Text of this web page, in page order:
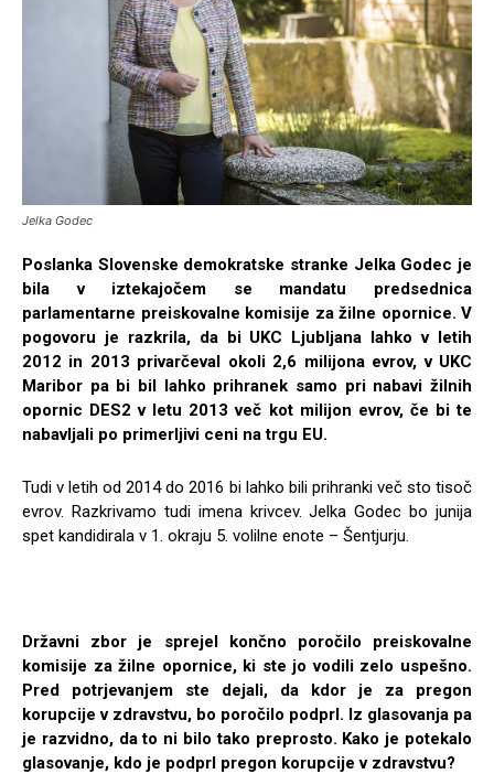
Jelka Godec
Poslanka Slovenske demokratske stranke Jelka Godec je
bila v iztekajočem se mandatu predsednica
parlamentarne preiskovalne komisije za žilne opornice. V
pogovoru je razkrila, da bi UKC Ljubljana lahko v letih
2012 in 2013 privarčeval okoli 2,6 milijona evrov, v UKC
Maribor pa bi bil lahko prihranek samo pri nabavi žilnih
opornic DES2 v letu 2013 več kot milijon evrov, če bi te
nabavljali po primerljivi ceni na trgu EU.
Tudi v letih od 2014 do 2016 bi lahko bili prihranki več sto tisoč
evrov. Razkrivamo tudi imena krivcev. Jelka Godec bo junija
spet kandidirala v 1. okraju 5. volilne enote – Šentjurju.
Državni zbor je sprejel končno poročilo preiskovalne
komisije za žilne opornice, ki ste jo vodili zelo uspešno.
Pred potrjevanjem ste dejali, da kdor je za pregon
korupcije v zdravstvu, bo poročilo podprl. Iz glasovanja pa
je razvidno, da to ni bilo tako preprosto. Kako je potekalo
glasovanje, kdo je podprl pregon korupcije v zdravstvu?